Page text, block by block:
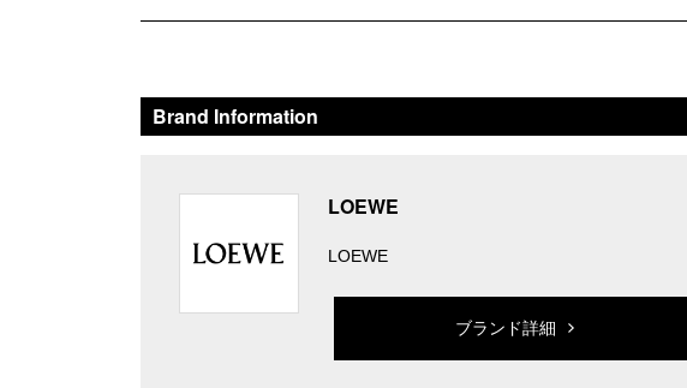
Brand Information
LOEWE
LOEWE
ブランド詳細